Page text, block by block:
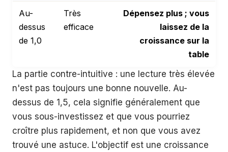
Au-
dessus
de 1,0
Très
efficace
Dépensez plus ; vous
laissez de la
croissance sur la
table
La partie contre-intuitive : une lecture très élevée
n'est pas toujours une bonne nouvelle. Au-
dessus de 1,5, cela signifie généralement que
vous sous-investissez et que vous pourriez
croître plus rapidement, et non que vous avez
trouvé une astuce. L'objectif est une croissance